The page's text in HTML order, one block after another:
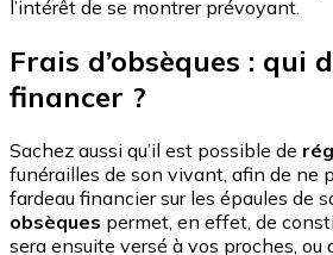
l’intérêt de se montrer prévoyant.
Frais d’obsèques : qui
financer ?
Sachez aussi qu’il est possible de
funérailles de son vivant, afin de ne
fardeau financier sur les épaules de
obsèques permet, en effet, de
sera ensuite versé à vos proches, ou